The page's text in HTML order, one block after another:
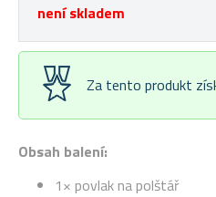
Obsah balení:
1× povlak na polštář
není skladem
Za tento produkt